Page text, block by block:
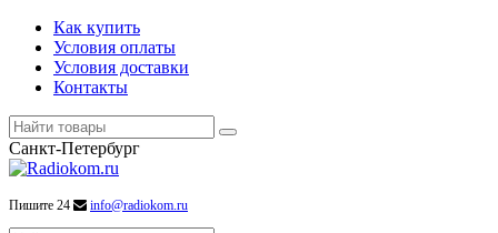
Как купить
Условия оплаты
Условия доставки
Контакты
Санкт-Петербург
Пишите 24 info@radiokom.ru